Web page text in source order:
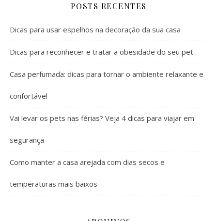
POSTS RECENTES
Dicas para usar espelhos na decoração da sua casa
Dicas para reconhecer e tratar a obesidade do seu pet
Casa perfumada: dicas para tornar o ambiente relaxante e
confortável
Vai levar os pets nas férias? Veja 4 dicas para viajar em
segurança
Como manter a casa arejada com dias secos e
temperaturas mais baixos